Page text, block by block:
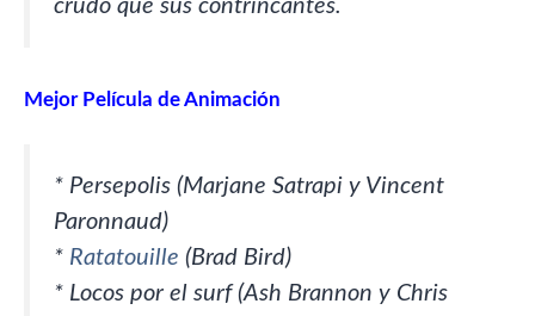
crudo que sus contrincantes.
Mejor Película de Animación
* Persepolis (Marjane Satrapi y Vincent
Paronnaud)
* Ratatouille (Brad Bird)
* Locos por el surf (Ash Brannon y Chris